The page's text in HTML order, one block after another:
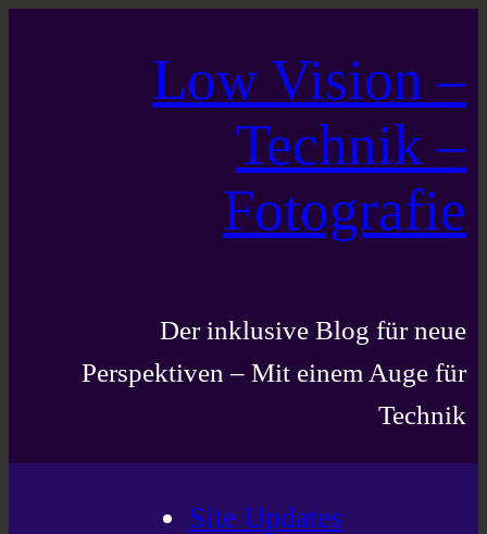
Low Vision –
Technik –
Fotografie
Der inklusive Blog für neue
Perspektiven – Mit einem Auge für
Technik
Site Updates